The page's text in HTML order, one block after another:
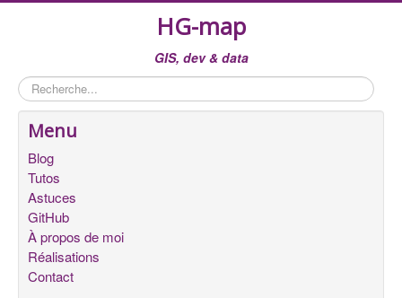
HG-map
GIS, dev & data
Rechercher
Menu
Blog
Tutos
Astuces
GitHub
À propos de moi
Réalisations
Contact